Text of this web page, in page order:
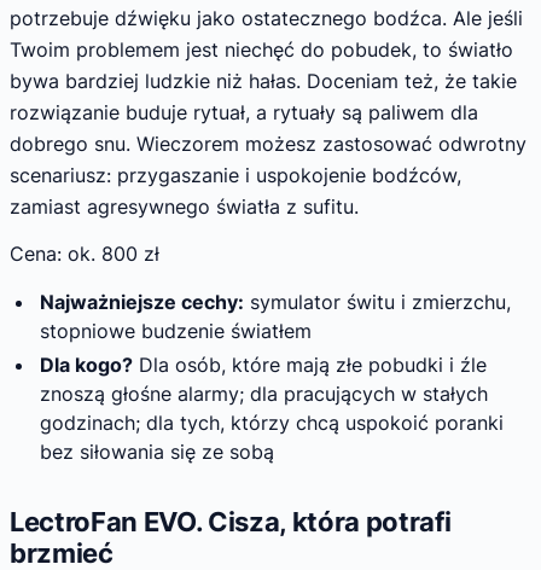
potrzebuje dźwięku jako ostatecznego bodźca. Ale jeśli
Twoim problemem jest niechęć do pobudek, to światło
bywa bardziej ludzkie niż hałas. Doceniam też, że takie
rozwiązanie buduje rytuał, a rytuały są paliwem dla
dobrego snu. Wieczorem możesz zastosować odwrotny
scenariusz: przygaszanie i uspokojenie bodźców,
zamiast agresywnego światła z sufitu.
Cena: ok. 800 zł
Najważniejsze cechy: symulator świtu i zmierzchu,
stopniowe budzenie światłem
Dla kogo?Dla osób, które mają złe pobudki i źle
znoszą głośne alarmy; dla pracujących w stałych
godzinach; dla tych, którzy chcą uspokoić poranki
bez siłowania się ze sobą
LectroFan EVO. Cisza, która potrafi
brzmieć